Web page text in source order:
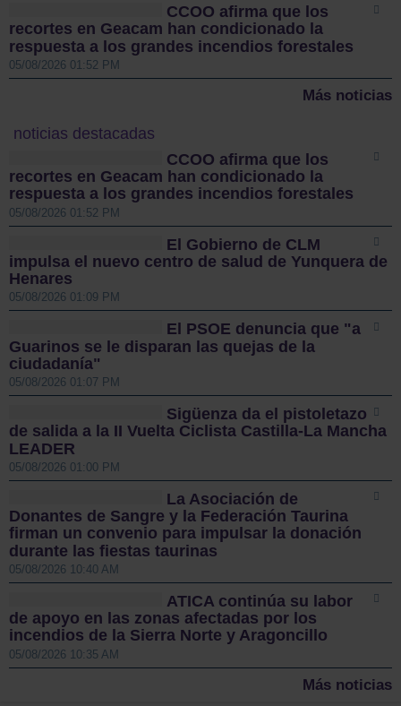
CCOO afirma que los
recortes en Geacam han condicionado la
respuesta a los grandes incendios forestales
05/08/2026 01:52 PM
Más noticias
noticias destacadas
CCOO afirma que los
recortes en Geacam han condicionado la
respuesta a los grandes incendios forestales
05/08/2026 01:52 PM
El Gobierno de CLM
impulsa el nuevo centro de salud de Yunquera de
Henares
05/08/2026 01:09 PM
El PSOE denuncia que "a
Guarinos se le disparan las quejas de la
ciudadanía"
05/08/2026 01:07 PM
Sigüenza da el pistoletazo
de salida a la II Vuelta Ciclista Castilla-La Mancha
LEADER
05/08/2026 01:00 PM
La Asociación de
Donantes de Sangre y la Federación Taurina
firman un convenio para impulsar la donación
durante las fiestas taurinas
05/08/2026 10:40 AM
ATICA continúa su labor
de apoyo en las zonas afectadas por los
incendios de la Sierra Norte y Aragoncillo
05/08/2026 10:35 AM
Más noticias